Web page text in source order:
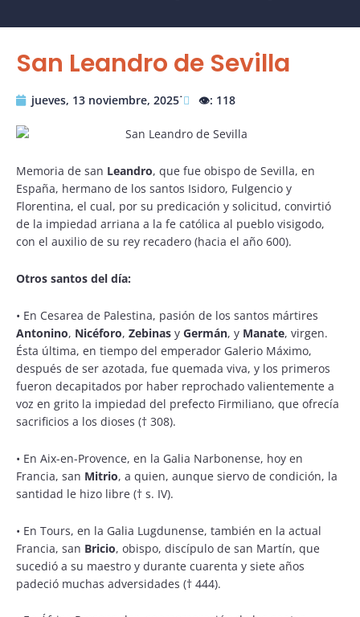
San Leandro de Sevilla
jueves, 13 noviembre, 2025˙ 👁️: 118
Memoria de san Leandro, que fue obispo de Sevilla, en
España, hermano de los santos Isidoro, Fulgencio y
Florentina, el cual, por su predicación y solicitud, convirtió
de la impiedad arriana a la fe católica al pueblo visigodo,
con el auxilio de su rey recadero (hacia el año 600).
Otros santos del día:
• En Cesarea de Palestina, pasión de los santos mártires
Antonino, Nicéforo, Zebinas y Germán, y Manate, virgen.
Ésta última, en tiempo del emperador Galerio Máximo,
después de ser azotada, fue quemada viva, y los primeros
fueron decapitados por haber reprochado valientemente a
voz en grito la impiedad del prefecto Firmiliano, que ofrecía
sacrificios a los dioses († 308).
• En Aix-en-Provence, en la Galia Narbonense, hoy en
Francia, san Mitrio, a quien, aunque siervo de condición, la
santidad le hizo libre († s. IV).
• En Tours, en la Galia Lugdunense, también en la actual
Francia, san Bricio, obispo, discípulo de san Martín, que
sucedió a su maestro y durante cuarenta y siete años
padeció muchas adversidades († 444).